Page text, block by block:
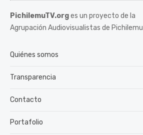
PichilemuTV.orges un proyecto de la
Agrupación Audiovisualistas de Pichilemu
Quiénes somos
Transparencia
Contacto
Portafolio